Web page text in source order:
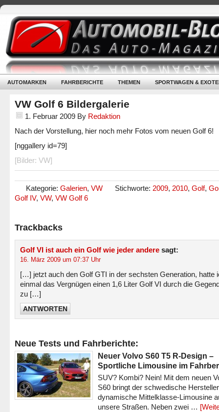
AUTOMARKEN FAHRBERICHTE THEMEN SPORTWAGEN &
VW Golf 6 Bildergalerie
1. Februar 2009 By Redaktion
Nach der Vorstellung, hier noch mehr Fotos vom neuen Golf 6!
[nggallery id=79]
[Bilder: VW]
Kategorie: Galerien, VW Stichworte: 2009, 2010, Golf,
Golf IV, VW, VW Golf 6
Trackbacks
Golf VI ist auch ein Golf wie jeder andere sagt:
16. März 2009 um 07:37 Uhr
[…] jetzt auch den Golf GTI in der sechsten Generation, hatte
einmal das Vergnügen einen 1,6 Liter Golf VI durch die
zu […]
ANTWORTEN
Neue Tests und Fahrberichte:
Neuer Volvo S60 T5 R-Design –
Sportliche Limousine im
SUV? Kombi? Nein! Mit dem neuen
S60 bringt der schwedische
dynamische Mittelklasse-Limousine
unsere Straßen. Neben zwei …